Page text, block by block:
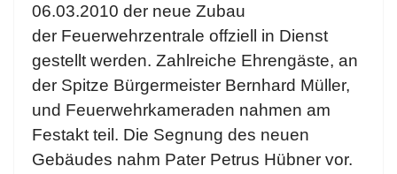
06.03.2010 der neue Zubau
der Feuerwehrzentrale offziell in Dienst
gestellt werden. Zahlreiche Ehrengäste, an
der Spitze Bürgermeister Bernhard Müller,
und Feuerwehrkameraden nahmen am
Festakt teil. Die Segnung des neuen
Gebäudes nahm Pater Petrus Hübner vor.